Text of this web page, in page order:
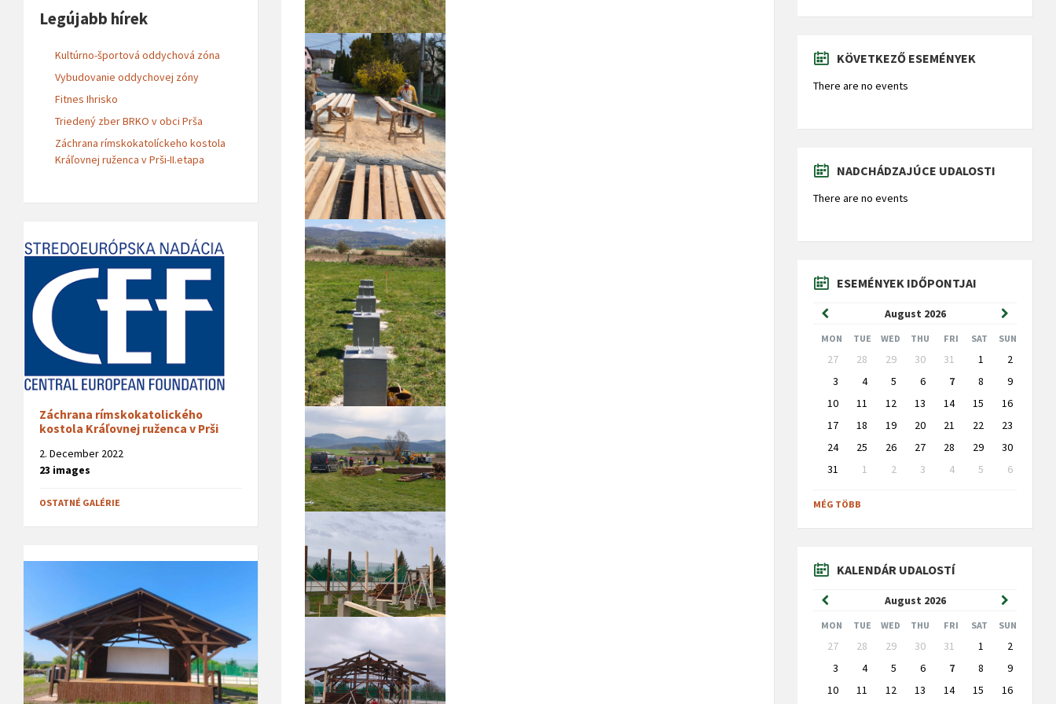
Legújabb hírek
Kultúrno-športová oddychová zóna
Vybudovanie oddychovej zóny
Fitnes Ihrisko
Triedený zber BRKO v obci Prša
Záchrana rímskokatolíckeho kostola
Kráľovnej ruženca v Prši-II.etapa
Záchrana rímskokatolického
kostola Kráľovnej ruženca v Prši
2. December 2022
23 images
OSTATNÉ GALÉRIE
KÖVETKEZŐ ESEMÉNYEK
There are no events
NADCHÁDZAJÚCE UDALOSTI
There are no events
ESEMÉNYEK IDŐPONTJAI
August 2026
Previous
Month
Next
Month
MON TUE WED THU FRI SAT SUN
Skip
calendar
days
27 28 29 30 31 1
2
3
4 5 6 7 8
9
10
11 12 13 14 15
16
17
18 19 20 21 22
23
24
25 26 27 28 29
30
31
1 2 3 4 5
6
to
calendar
MÉG TÖBB
KALENDÁR UDALOSTÍ
August 2026
Previous
Month
Next
Month
MON TUE WED THU FRI SAT SUN
Skip
calendar
days
27 28 29 30 31 1
2
3
4 5 6 7 8
9
10
11 12 13 14 15
16